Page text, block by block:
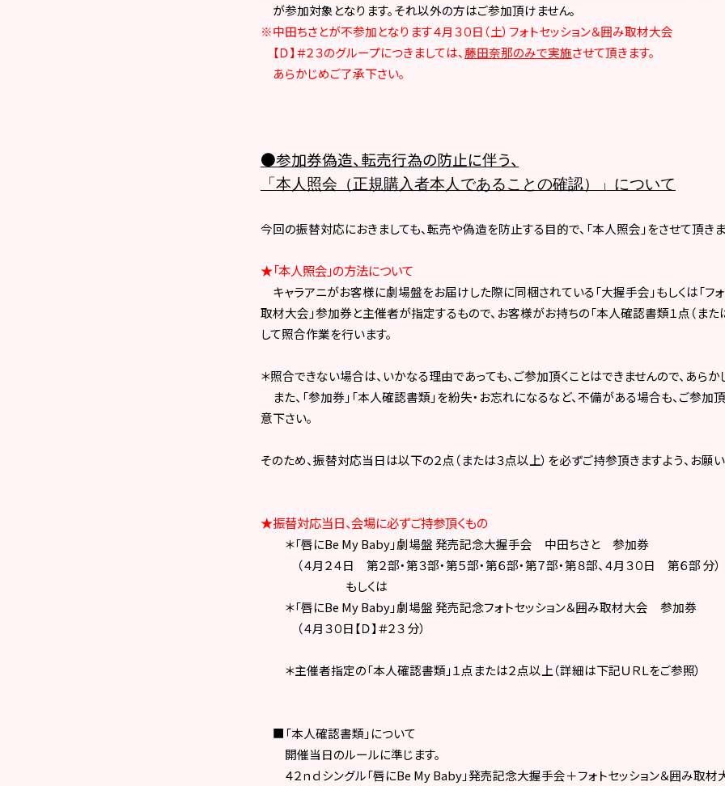
が参加対象となります。それ以外の方はご参加頂けません。
※中田ちさとが不参加となります４月３０日（土）フォトセッション＆囲み取材大会
【Ｄ】＃２３のグループにつきましては、藤田奈那のみで実施させて頂きます。
あらかじめご了承下さい。
●参加券偽造、転売行為の防止に伴う、
「本人照会（正規購入者本人であることの確認）」について
今回の振替対応におきましても、転売や偽造を防止する目的で、「本人照会」をさせて頂きま
★「本人照会」の方法について
キャラアニがお客様に劇場盤をお届けした際に同梱されている「大握手会」もしくは「フ
取材大会」参加券と主催者が指定するもので、お客様がお持ちの「本人確認書類１点（また
して照合作業を行います。
＊照合できない場合は、いかなる理由であっても、ご参加頂くことはできませんので、あらか
また、「参加券」「本人確認書類」を紛失・お忘れになるなど、不備がある場合も、ご参加
意下さい。
そのため、振替対応当日は以下の２点（または３点以上）を必ずご持参頂きますよう、お願
★振替対応当日、会場に必ずご持参頂くもの
＊「唇にBe My Baby」劇場盤 発売記念大握手会 中田ちさと 参加券
（４月２４日 第２部・第３部・第５部・第６部・第７部・第８部、 ４月３０日 第６部分）
もしくは
＊「唇にBe My Baby」劇場盤 発売記念フォトセッション＆囲み取材大会 参加券
（４月３０日【Ｄ】＃２３分）
＊主催者指定の「本人確認書類」１点または２点以上（詳細は下記ＵＲＬをご参照）
■「本人確認書類」について
開催当日のルールに準じます。
４２ｎｄシングル「唇にBe My Baby」発売記念大握手会＋フォトセッション＆囲み取材